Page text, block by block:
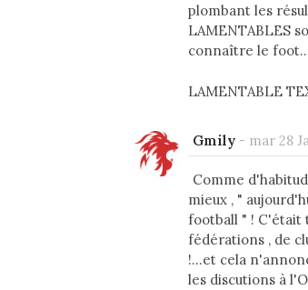
plombant les
LAMENTABLES
connaître le
LAMENTABLE
Gmily - mar 28
Comme
mieux , "
football " ! C'était
fédérations , de
!...et cela
les discutions à